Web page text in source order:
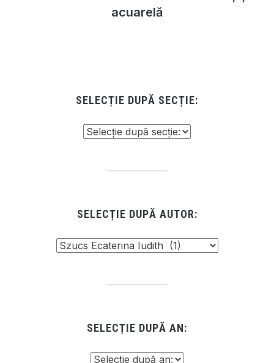
acuarelă
SELECȚIE DUPĂ SECȚIE:
SELECȚIE DUPĂ AUTOR:
SELECȚIE DUPĂ AN: